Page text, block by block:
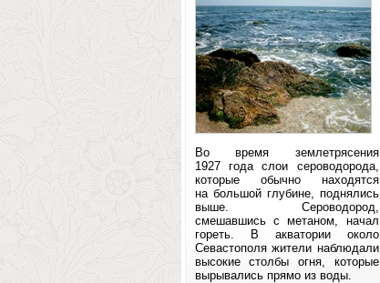
Во время землетрясения
1927 года слои сероводорода,
которые обычно находятся
на большой глубине, поднялись
выше. Сероводород,
смешавшись с метаном, начал
гореть. В акватории около
Севастополя жители наблюдали
высокие столбы огня, которые
вырывались прямо из воды.